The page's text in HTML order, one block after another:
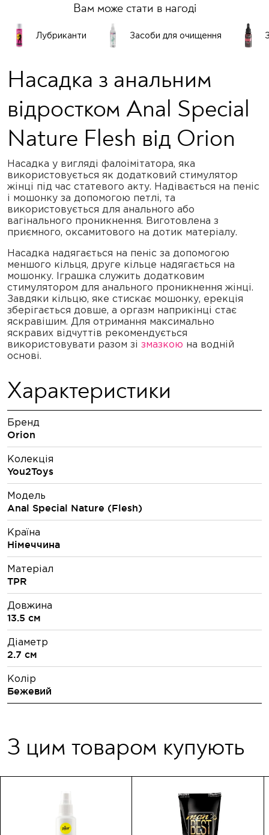
Вам може стати в нагоді
Лубриканти Засоби для очищення
Насадка з анальним
відростком Anal Special
Nature Flesh від Orion
Насадка у вигляді фалоімітатора, яка
використовується як додатковий стимулятор
жінці під час статевого акту. Надівається на пеніс
і мошонку за допомогою петлі, та
використовується для анального або
вагінального проникнення. Виготовлена з
приємного, оксамитового на дотик матеріалу.
Насадка надягається на пеніс за допомогою
меншого кільця, друге кільце надягається на
мошонку. Іграшка служить додатковим
стимулятором для анального проникнення жінці.
Завдяки кільцю, яке стискає мошонку, ерекція
зберігається довше, а оргазм наприкінці стає
яскравішим. Для отримання максимально
яскравих відчуттів рекомендується
використовувати разом зі змазкою на водній
основі.
Характеристики
Бренд
Orion
Колекція
You2Toys
Модель
Anal Special Nature (Flesh)
Країна
Німеччина
Матеріал
TPR
Довжина
13.5 см
Діаметр
2.7 см
Колір
Бежевий
З цим товаром купують